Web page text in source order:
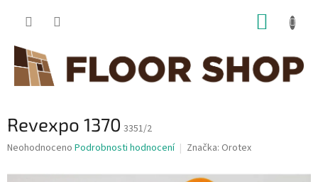
Revexpo 1370 3351/2
Průměrné
produktu
Neohodnoceno Podrobnosti hodnocení Značka: Orotex